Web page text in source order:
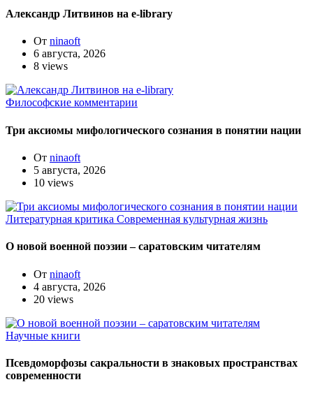
Александр Литвинов на e-library
От ninaoft
6 августа, 2026
8 views
Философские комментарии
Три аксиомы мифологического сознания в понятии нации
От ninaoft
5 августа, 2026
10 views
Литературная критика Современная культурная жизнь
О новой военной поэзии – саратовским читателям
От ninaoft
4 августа, 2026
20 views
Научные книги
Псевдоморфозы сакральности в знаковых пространствах
современности